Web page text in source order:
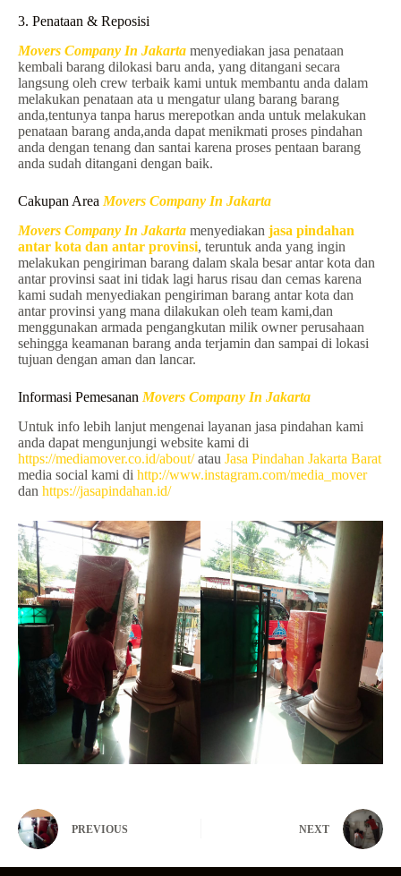
3. Penataan & Reposisi
Movers Company In Jakarta menyediakan jasa penataan
kembali barang dilokasi baru anda, yang ditangani secara
langsung oleh crew terbaik kami untuk membantu anda dalam
melakukan penataan ata u mengatur ulang barang barang
anda,tentunya tanpa harus merepotkan anda untuk melakukan
penataan barang anda,anda dapat menikmati proses pindahan
anda dengan tenang dan santai karena proses pentaan barang
anda sudah ditangani dengan baik.
Cakupan Area Movers Company In Jakarta
Movers Company In Jakarta menyediakan jasa pindahan
antar kota dan antar provinsi, teruntuk anda yang ingin
melakukan pengiriman barang dalam skala besar antar kota dan
antar provinsi saat ini tidak lagi harus risau dan cemas karena
kami sudah menyediakan pengiriman barang antar kota dan
antar provinsi yang mana dilakukan oleh team kami,dan
menggunakan armada pengangkutan milik owner perusahaan
sehingga keamanan barang anda terjamin dan sampai di lokasi
tujuan dengan aman dan lancar.
Informasi Pemesanan Movers Company In Jakarta
Untuk info lebih lanjut mengenai layanan jasa pindahan kami
anda dapat mengunjungi website kami di
https://mediamover.co.id/about/atau Jasa Pindahan Jakarta Barat
media social kami di http://www.instagram.com/media_mover
dan https://jasapindahan.id/
PREVIOUS NEXT